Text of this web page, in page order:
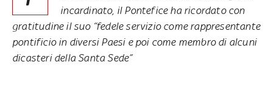
incardinato, il Pontefice ha ricordato con
gratitudine il suo “fedele servizio come rappresentante
pontificio in diversi Paesi e poi come membro di alcuni
dicasteri della Santa Sede”